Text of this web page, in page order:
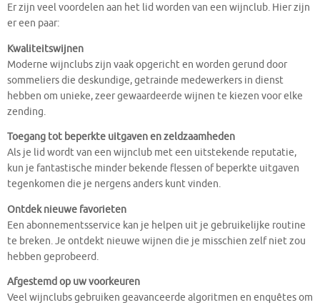
Er zijn veel voordelen aan het lid worden van een wijnclub. Hier zijn
er een paar:
Kwaliteitswijnen
Moderne wijnclubs zijn vaak opgericht en worden gerund door
sommeliers die deskundige, getrainde medewerkers in dienst
hebben om unieke, zeer gewaardeerde wijnen te kiezen voor elke
zending​.
Toegang tot beperkte uitgaven en zeldzaamheden
Als je lid wordt van een wijnclub met een uitstekende reputatie,
kun je fantastische minder bekende flessen of beperkte uitgaven
tegenkomen die je nergens anders kunt vinden​.
Ontdek nieuwe favorieten
Een abonnementsservice kan je helpen uit je gebruikelijke routine
te breken. Je ontdekt nieuwe wijnen die je misschien zelf niet zou
hebben geprobeerd​.
Afgestemd op uw voorkeuren
Veel wijnclubs gebruiken geavanceerde algoritmen en enquêtes om